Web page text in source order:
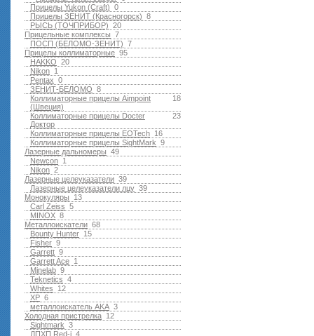
0
Прицелы Yukon (Craft)
8
Прицелы ЗЕНИТ (Красногорск)
20
РЫСЬ (ТОЧПРИБОР)
7
Прицельные комплексы
7
ПОСП (БЕЛОМО-ЗЕНИТ)
95
Прицелы коллиматорные
20
HAKKO
1
Nikon
0
Pentax
8
ЗЕНИТ-БЕЛОМО
18
Коллиматорные прицелы Aimpoint
(Швеция)
23
Коллиматорные прицелы Docter
Доктор
16
Коллиматорные прицелы EOTech
9
Коллиматорные прицелы SightMark
49
Лазерные дальномеры
1
Newcon
2
Nikon
39
Лазерные целеуказатели
39
Лазерные целеуказатели лцу
13
Монокуляры
5
Carl Zeiss
8
MINOX
68
Металлоискатели
15
Bounty Hunter
9
Fisher
9
Garrett
1
Garrett Ace
9
Minelab
4
Teknetics
12
Whites
6
XP
3
металлоискатель AKA
12
Холодная пристрелка
3
Sightmark
4
ЛПХП Red-i